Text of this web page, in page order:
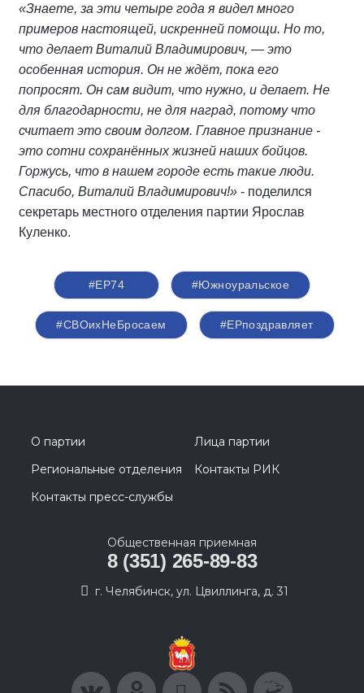
«Знаете, за эти четыре года я видел много
примеров настоящей, искренней помощи. Но то,
что делает Виталий Владимирович, — это
особенная история. Он не ждёт, пока его
попросят. Он сам видит, что нужно, и делает. Не
для благодарности, не для наград, потому что
считает это своим долгом. Главное признание -
это сотни сохранённых жизней наших бойцов.
Горжусь, что в нашем городе есть такие люди.
Спасибо, Виталий Владимирович!» - поделился
секретарь местного отделения партии Ярослав
Куленко.
#ЕР74 #Южноуральское
#СВОихНеБросаем #ЕРпоздравляет
О партии
Лица партии
Региональные отделения
Контакты РИК
Контакты пресс-службы
Общественная приемная
8 (351) 265-89-83
г. Челябинск, ул. Цвиллинга, д. 31